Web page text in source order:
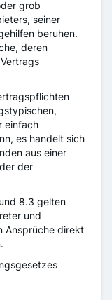
grob
seiner
beruhen.
deren
einfach
es handelt sich
aus einer
der
8.3 gelten
und
Ansprüche direkt